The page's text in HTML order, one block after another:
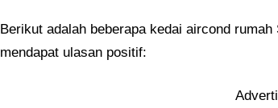
Berikut adalah beberapa kedai aircond
mendapat ulasan positif: